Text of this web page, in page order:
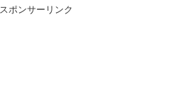
スポンサーリンク